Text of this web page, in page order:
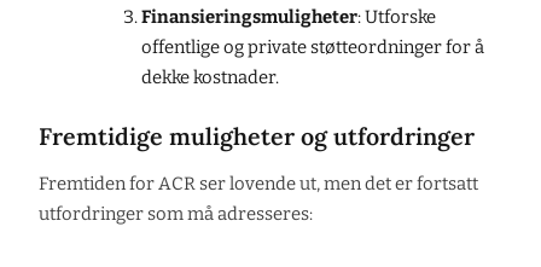
Finansieringsmuligheter: Utforske
offentlige og private støtteordninger for å
dekke kostnader.
Fremtidige muligheter og utfordringer
Fremtiden for ACR ser lovende ut, men det er fortsatt
utfordringer som må adresseres: